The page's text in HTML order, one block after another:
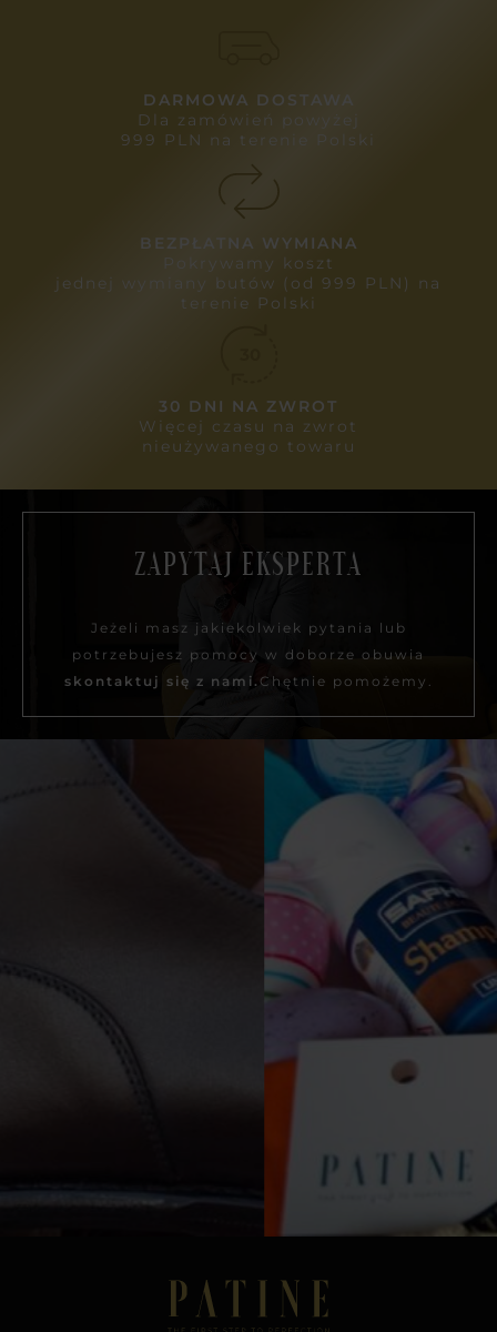
DARMOWA DOSTAWA
Dla zamówień powyżej
999 PLN na terenie Polski
BEZPŁATNA WYMIANA
Pokrywamy koszt
jednej wymiany butów (od 999 PLN) na
terenie Polski
30 DNI NA ZWROT
Więcej czasu na zwrot
nieużywanego towaru
ZAPYTAJ EKSPERTA
Jeżeli masz jakiekolwiek pytania lub
potrzebujesz pomocy w doborze obuwia
skontaktuj się z nami. Chętnie pomożemy.